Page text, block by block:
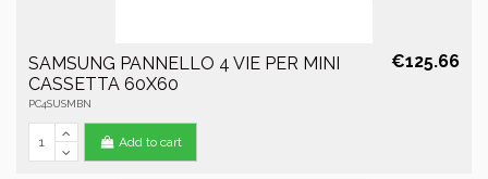
SAMSUNG PANNELLO 4 VIE PER MINI
CASSETTA 60X60
PC4SUSMBN
€125.66
Add to cart